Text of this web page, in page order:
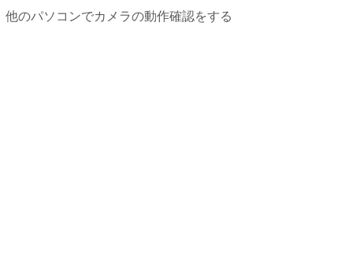
他のパソコンでカメラの動作確認をする